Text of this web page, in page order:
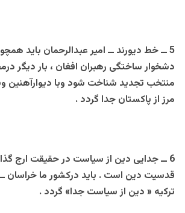
5 ــ خط دیورند ــ امیر عبدالرحمان باید
دشخوار ساختگی رهبران افغان ، بار دیگر
منتخب تجدید شناخت شود وبا دیوارآهنین
مرز از پاکستان جدا گردد .
6 ــ جدایی دین از سیاست در حقیقت ارج
قدسیت دین است . باید درکشور ما خراسان ــ
ترکیه « دین از سیاست جدا» گردد .